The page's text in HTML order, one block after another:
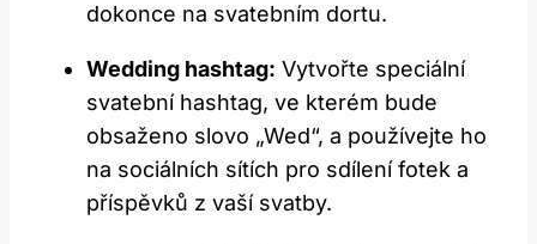
dokonce na svatebním dortu.
Wedding hashtag: Vytvořte speciální
svatební hashtag, ve kterém bude
obsaženo slovo „Wed“, a používejte ho
na sociálních sítích pro sdílení fotek a
příspěvků z vaší svatby.